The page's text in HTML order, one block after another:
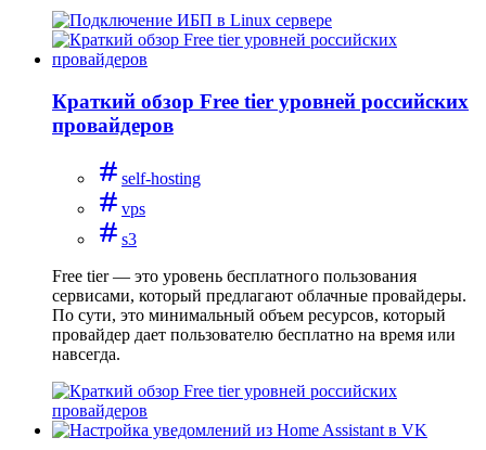
Краткий обзор Free tier уровней российских
провайдеров
self-hosting
vps
s3
Free tier — это уровень бесплатного пользования
сервисами, который предлагают облачные провайдеры.
По сути, это минимальный объем ресурсов, который
провайдер дает пользователю бесплатно на время или
навсегда.